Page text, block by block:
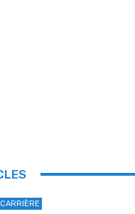
CARRIÈRE